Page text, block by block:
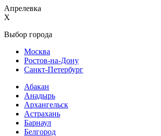
Апрелевка
X
Выбор города
Москва
Ростов-на-Дону
Санкт-Петербург
Абакан
Анадырь
Архангельск
Астрахань
Барнаул
Белгород